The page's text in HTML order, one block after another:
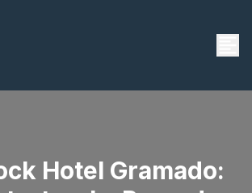
Hotel Gramado: